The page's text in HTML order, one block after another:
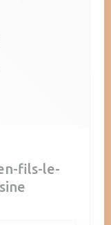
fils-le-